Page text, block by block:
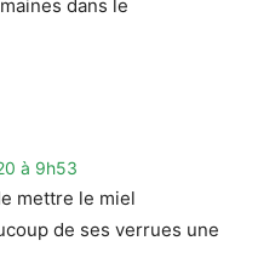
dans le
à 9h53
mettre le miel
de ses verrues une